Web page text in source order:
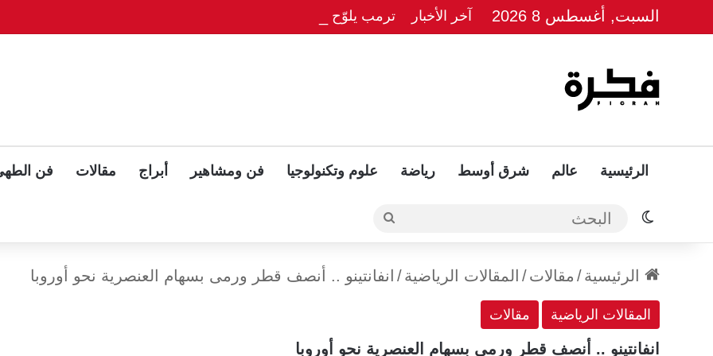
السبت, أغسطس 8 2026 آخر الأخبار ترمب يلوّح بلقاء ثلاثي مع بوتين وزيلينسكي بعد قمة ألاسكا
الرئيسية عالم شرق أوسط رياضة علوم وتكنولوجيا فن ومشاهير أبراج مقالات فن
الوضع المظلم البحث
الرئيسية/ مقالات/ المقالات الرياضية/ انفانتينو .. أنصف قطر ورمى بسهام العنصرية نحو أوروبا
المقالات الرياضية مقالات
انفانتينو .. أنصف قطر ورمى بسهام العنصرية نحو أوروبا